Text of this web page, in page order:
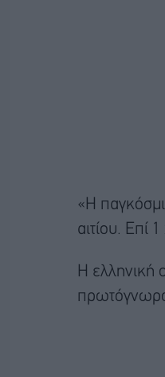
«Η
αιτίου. Επί
Η ελληνική